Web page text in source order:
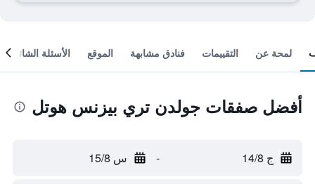
لمحة عن التقييمات فنادق مشابهة الموقع الأسئلة الشائعة
أفضل صفقات جولدن تري بيزنس هوتل
ج 14/8 - س 15/8